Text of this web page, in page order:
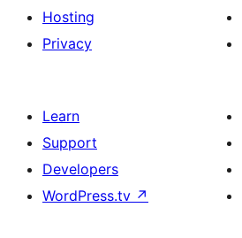
Hosting
Privacy
Learn
Support
Developers
WordPress.tv ↗